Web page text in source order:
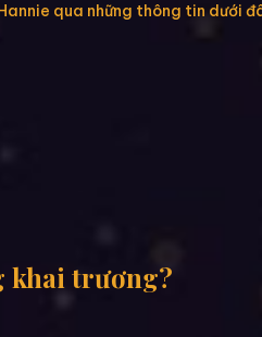
qua những thông tin dưới
khai trương?